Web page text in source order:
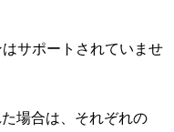
サポートされていませ
場合は、それぞれの